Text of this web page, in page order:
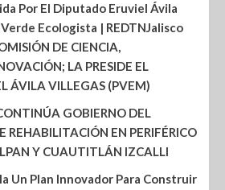
Por El Diputado Eruviel Ávila
Ecologista | REDTNJalisco
DE CIENCIA,
LA PRESIDE EL
ÁVILA VILLEGAS (PVEM)
GOBIERNO DEL
REHABILITACIÓN EN PERIFÉRICO
Y CUAUTITLÁN IZCALLI
Un Plan Innovador Para Construir